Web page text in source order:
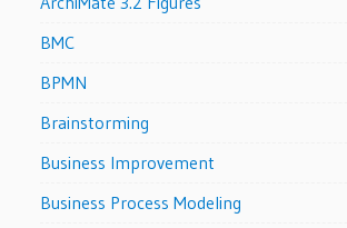
BMC
BPMN
Brainstorming
Business Improvement
Business Process Modeling